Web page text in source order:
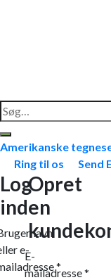
Søg
efter:
Amerikanske
Ring til os
Send
Log
ind
e-
*
Opret
en
E-
mailadresse*